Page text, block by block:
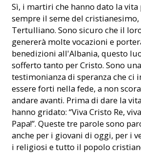
Sì, i martiri che hanno dato la vita
sempre il seme del cristianesimo,
Tertulliano. Sono sicuro che il
genererà molte vocazioni e
benedizioni all'Albania, questo
sofferto tanto per Cristo. Sono
testimonianza di speranza che ci
essere forti nella fede, a non
andare avanti. Prima di dare la
hanno gridato: “Viva Cristo Re,
Papa!”. Queste tre parole sono
anche per i giovani di oggi, per i
i religiosi e tutto il popolo